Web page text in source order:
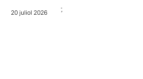
20 juliol 2026 7 juliol 2026